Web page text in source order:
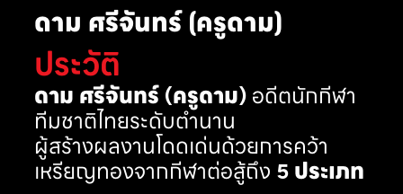
ดาม ศรีจันทร์ (ครูดาม)
ประวัติ
ดาม ศรีจันทร์ (ครูดาม)อดีตนักกีฬา
ทีมชาติไทยระดับตำนาน
ผู้สร้างผลงานโดดเด่นด้วยการคว้า
เหรียญทองจากกีฬาต่อสู้ถึง 5 ประเภท